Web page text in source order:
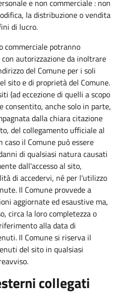
e non commerciale : non
la distribuzione o vendita
di lucro.
commerciale potranno
autorizzazione da inoltrare
del Comune per i soli
sito e di proprietà del Comune.
(ad eccezione di quelli a scopo
consentito, anche solo in parte,
dalla chiara citazione
del collegamento ufficiale al
caso il Comune può essere
di qualsiasi natura causati
dall'accesso al sito,
di accedervi, né per l'utilizzo
Il Comune provvede a
aggiornate ed esaustive ma,
circa la loro completezza o
alla data di
Il Comune si riserva il
del sito in qualsiasi
collegati